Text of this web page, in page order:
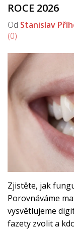
ROCE 2026
Od Stanislav
(0)
Zjistěte, jak
Porovnáváme
vysvětlujeme
fazety zvolit a